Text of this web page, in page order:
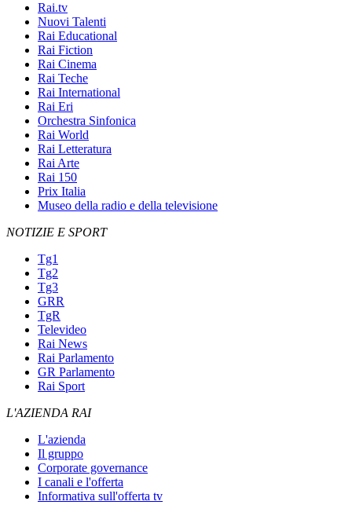
Rai.tv
Nuovi Talenti
Rai Educational
Rai Fiction
Rai Cinema
Rai Teche
Rai International
Rai Eri
Orchestra Sinfonica
Rai World
Rai Letteratura
Rai Arte
Rai 150
Prix Italia
Museo della radio e della televisione
NOTIZIE E SPORT
Tg1
Tg2
Tg3
GRR
TgR
Televideo
Rai News
Rai Parlamento
GR Parlamento
Rai Sport
L'AZIENDA RAI
L'azienda
Il gruppo
Corporate governance
I canali e l'offerta
Informativa sull'offerta tv